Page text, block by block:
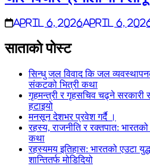
April 6, 2026April 6,
साताकाे पाेस्ट
सिन्धु जल विवाद कि जल
संकटको भित्री कथा
गृहमन्त्री र गृहसचिव चढ्ने सरकारी
हटाइयो
मनसून देशभर प्रवेश गर्दै ।
रहस्य, राजनीति र रक्तपात:
कथा
रहस्यमय इतिहास: भारतको एउटा
शान्तितर्फ मोडिदियो